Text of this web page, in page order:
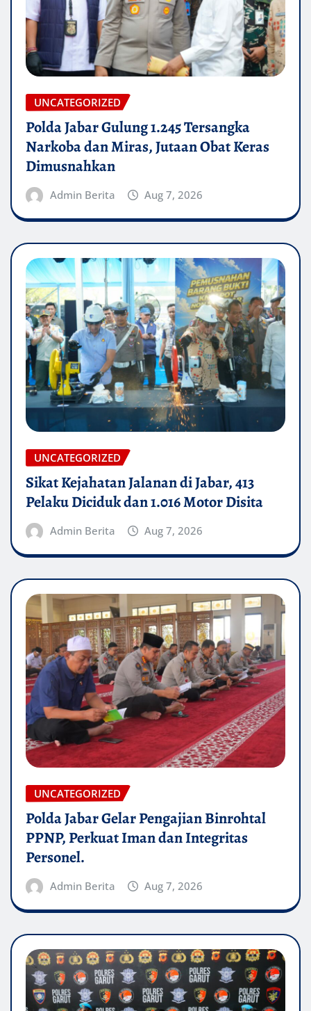
UNCATEGORIZED
Polda Jabar Gulung 1.245 Tersangka
Narkoba dan Miras, Jutaan Obat Keras
Dimusnahkan
Admin Berita Aug 7, 2026
UNCATEGORIZED
Sikat Kejahatan Jalanan di Jabar, 413
Pelaku Diciduk dan 1.016 Motor Disita
Admin Berita Aug 7, 2026
UNCATEGORIZED
Polda Jabar Gelar Pengajian Binrohtal
PPNP, Perkuat Iman dan Integritas
Personel.
Admin Berita Aug 7, 2026